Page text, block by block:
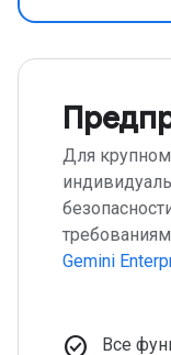
Для
Gemini
check_circle
Все